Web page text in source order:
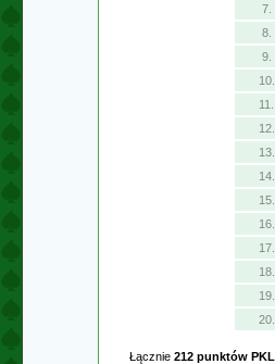
7.
8.
9.
10.
11.
12.
13.
14.
15.
16.
17.
18.
19.
20.
Łącznie 212 punktów PKL